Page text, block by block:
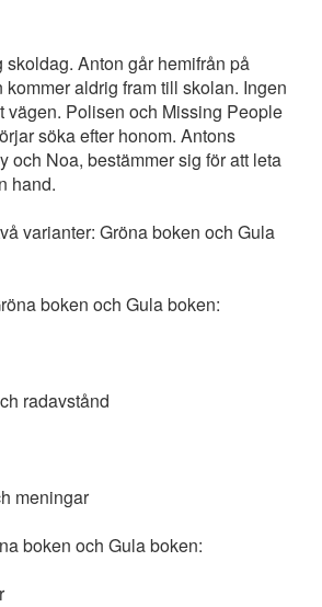
skoldag. Anton går hemifrån på
kommer aldrig fram till skolan. Ingen
vägen. Polisen och Missing People
söka efter honom. Antons
och Noa, bestämmer sig för att leta
hand.
varianter: Gröna boken och Gula
boken och Gula boken:
radavstånd
meningar
boken och Gula boken: